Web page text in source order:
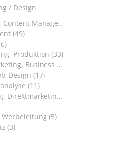
/ Design
Online-Marketing, Content Management, E-Commerce (84)
(49)
Produktion (33)
Strategisches Marketing, Business Development (33)
Design (17)
(11)
Verkaufsförderung, Direktmarketing (11)
(5)
(3)